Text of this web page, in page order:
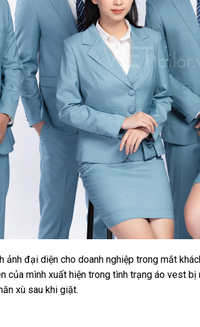
đại diện cho doanh nghiệp trong mắt
của mình xuất hiện trong tình trạng áo vest
xù sau khi giặt.